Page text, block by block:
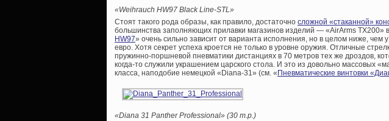
«Weihrauch HW97 Black Line-STL»
Стоят такого рода образы, как правило, достаточно сложной «стаканной»
большинства заполняющих прилавки магазинов изделий — «AirArms TX200»
HW97» очень сильно зависит от варианта исполнения, но в целом ниже, чем
евро. Хотя секрет успеха кроется не только в уровне оружия. Отличные
пружинно-поршневой пневматики дистанциях в 70 метров тех же дроздов,
когда-то служили украшением царского стола. И это из довольно массовых
класса, наподобие немецкой «Diana-31» (см. « Пневматические винтовки
«Diana 31 Panther Professional» (30 т.р.)